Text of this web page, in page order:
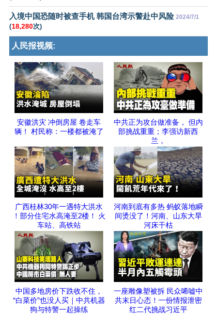
入境中国恐随时被查手机 韩国台湾示警赴中风险 2024/7/1
(18,280次)
人民报视频:
安徽洪灾 冲倒房屋 卷走车
辆！ 村民称：一楼都被淹了
中共正为攻台做准备， 但内
部挑战重重；李强访新西
兰，
广西桂林30年一遇特大洪水
！部分住宅水高淹至2楼！ 火
车站、高铁站
河南到底有多热 蚂蚁落地瞬
间烫没了！河南、山东大旱
河床干枯
中国多地房价下跌收不住，
“白菜价”也没人买｜中共机器
狗与特警一起操练
一座雕像塑被拆 民众唏嘘中
共末日心态！一份情报泄密
红二代挑战习近平